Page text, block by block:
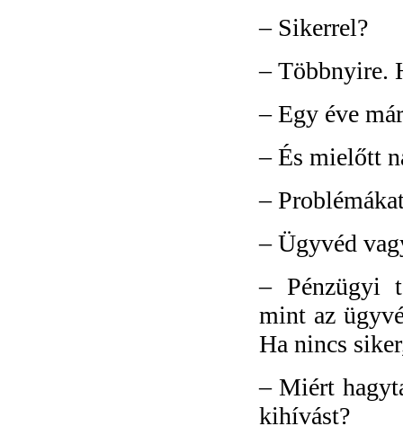
– Sikerrel?
–Többnyire.
–Egy éve
–És mielőtt
–
–Ügyvéd
– Pénzügyi
mint az
Ha nincs
–Miért
kihívást?